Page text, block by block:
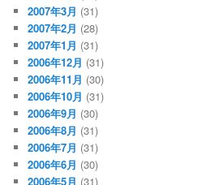
2007年3月 (31)
2007年2月 (28)
2007年1月 (31)
2006年12月 (31)
2006年11月 (30)
2006年10月 (31)
2006年9月 (30)
2006年8月 (31)
2006年7月 (31)
2006年6月 (30)
2006年5月 (31)